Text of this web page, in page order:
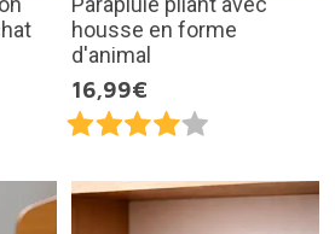
housse en forme
d'animal
16,99€